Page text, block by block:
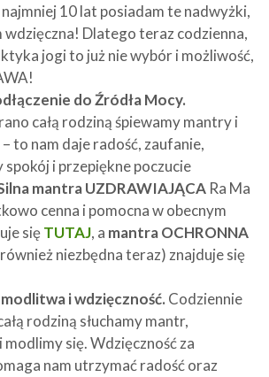
10 lat posiadam te nadwyżki,
wdzięczna! Dlatego teraz codzienna,
jogi to już nie wybór i możliwość,
do Źródła Mocy.
całą rodziną śpiewamy mantry i
to nam daje radość, zaufanie,
i przepiękne poczucie
mantra UZDRAWIAJĄCA Ra Ma
cenna i pomocna w obecnym
sięTUTAJ, a mantra OCHRONNA
niezbędna teraz) znajduje się
i wdzięczność. Codziennie
rodziną słuchamy mantr,
modlimy się. Wdzięczność za
nam utrzymać radość oraz